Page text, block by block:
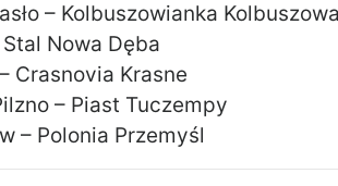
– Kolbuszowianka
Stal Nowa Dęba
Crasnovia Krasne
– Piast Tuczempy
– Polonia Przemyśl